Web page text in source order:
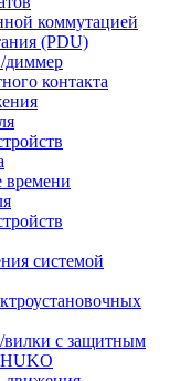
коммутацией
(PDU)
диммер
контакта
времени
системой
вилки с защитным